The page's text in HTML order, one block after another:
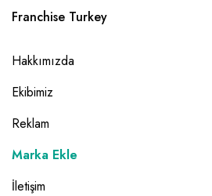
Franchise Turkey
Hakkımızda
Ekibimiz
Reklam
Marka Ekle
İletişim